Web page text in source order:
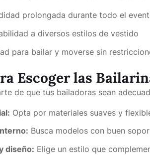
prolongada durante todo el
a diversos estilos de vestido
para bailar y moverse sin
Escoger las
de que tus bailadoras sean
Opta por materiales suaves y
Busca modelos con buen
diseño: Elige un estilo que